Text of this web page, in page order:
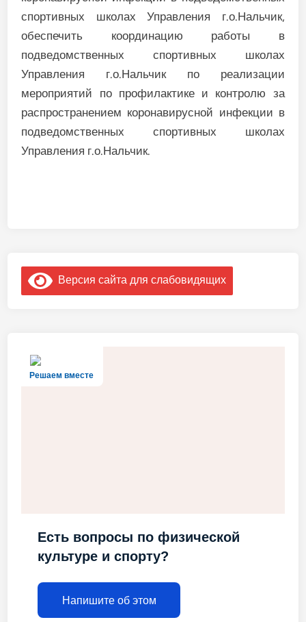
спортивных школах Управления г.о.Нальчик,
обеспечить координацию работы в
подведомственных спортивных школах
Управления г.о.Нальчик по реализации
мероприятий по профилактике и контролю за
распространением коронавирусной инфекции в
подведомственных спортивных школах
Управления г.о.Нальчик.
Версия сайта для слабовидящих
Решаем вместе
Есть вопросы по физической
культуре и спорту?
Напишите об этом